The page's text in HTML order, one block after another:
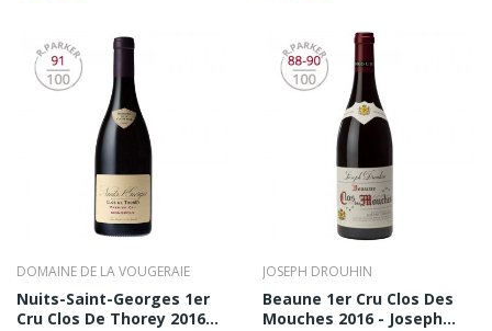
DOMAINE DE LA VOUGERAIE
Nuits-Saint-Georges 1er
Cru Clos De Thorey 2016...
JOSEPH DROUHIN
Beaune 1er Cru Clos Des
Mouches 2016 - Joseph...